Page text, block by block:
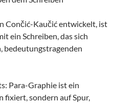
Cončić-Kaučić entwickelt, ist
ein Schreiben, das sich
bedeutungstragenden
Para-Graphie ist ein
fixiert, sondern auf Spur,